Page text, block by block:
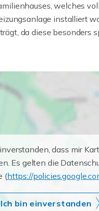
welches
installiert
da diese besonders
dass mir
Es gelten die
(https://
Ich bin einverstanden